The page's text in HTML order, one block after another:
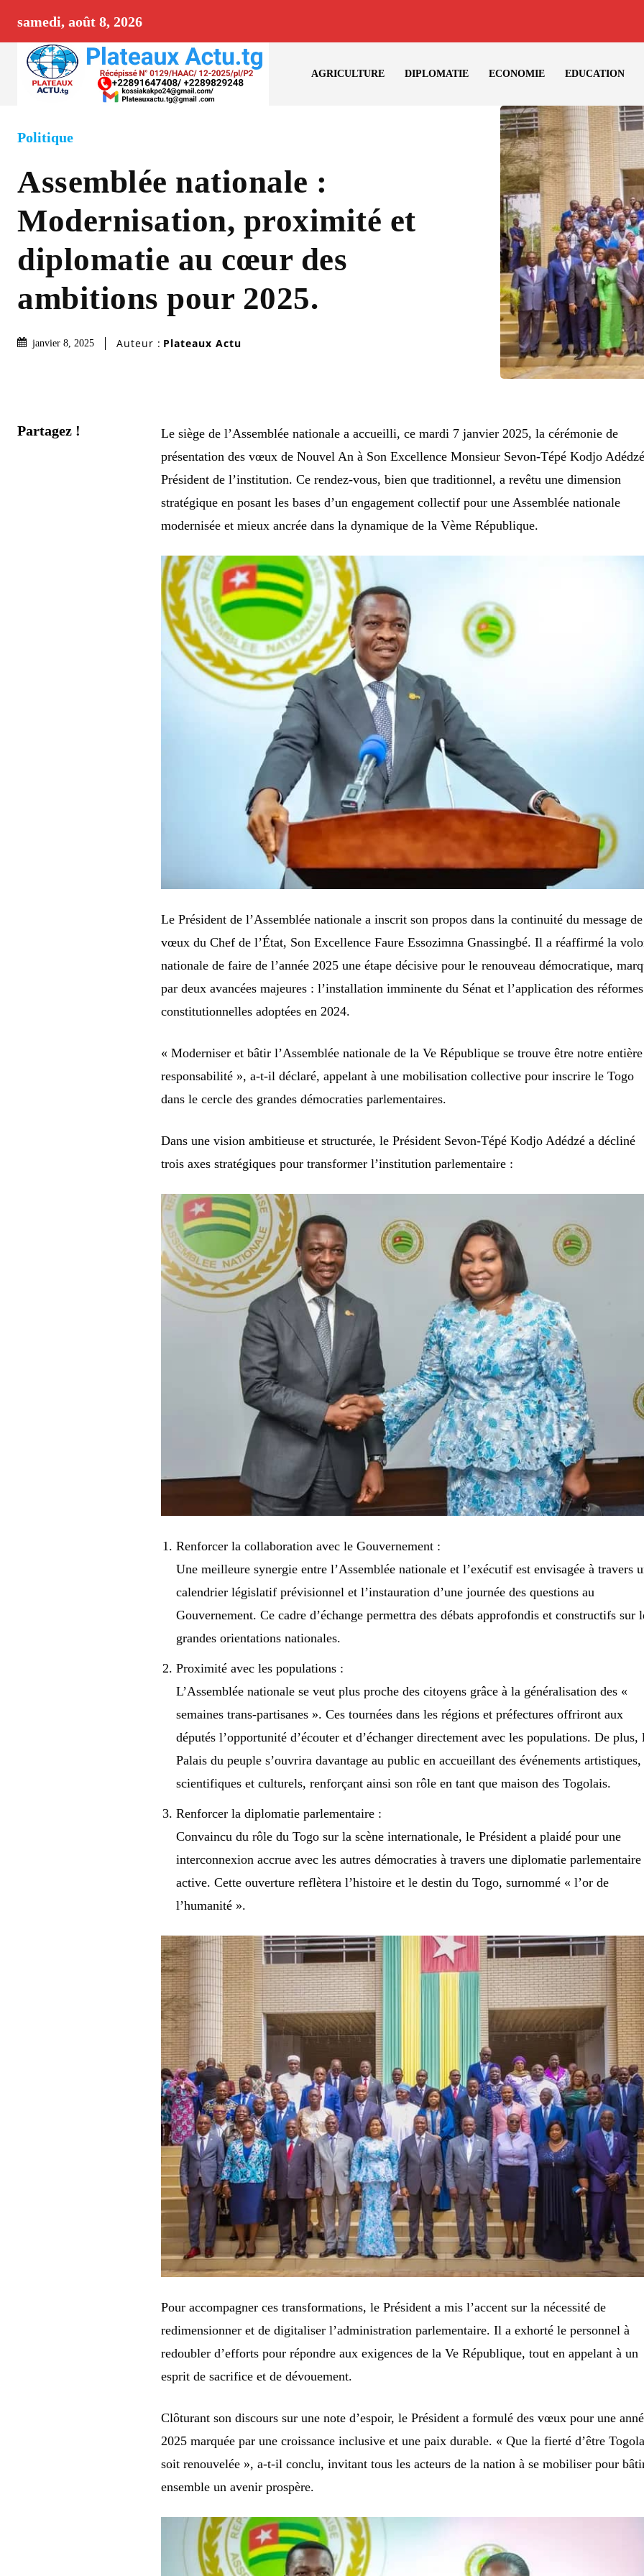
samedi, août 8, 2026
AGRICULTURE DIPLOMATIE ECONOMIE EDUCATION
Politique
Assemblée nationale :
Modernisation, proximité et
diplomatie au cœur des
ambitions pour 2025.
janvier 8, 2025 Auteur : Plateaux Actu
Partagez !
Le siège de l’Assemblée nationale a accueilli, ce mardi 7 janvier 2025, la cérémonie de
présentation des vœux de Nouvel An à Son Excellence Monsieur Sevon-Tépé Kodjo
Président de l’institution. Ce rendez-vous, bien que traditionnel, a revêtu une dimension
stratégique en posant les bases d’un engagement collectif pour une Assemblée nationale
modernisée et mieux ancrée dans la dynamique de la Vème République.
Le Président de l’Assemblée nationale a inscrit son propos dans la continuité du message de
vœux du Chef de l’État, Son Excellence Faure Essozimna Gnassingbé. Il a réaffirmé la
nationale de faire de l’année 2025 une étape décisive pour le renouveau démocratique,
par deux avancées majeures : l’installation imminente du Sénat et l’application des réformes
constitutionnelles adoptées en 2024.
« Moderniser et bâtir l’Assemblée nationale de la Ve République se trouve être notre entière
responsabilité », a-t-il déclaré, appelant à une mobilisation collective pour inscrire le Togo
dans le cercle des grandes démocraties parlementaires.
Dans une vision ambitieuse et structurée, le Président Sevon-Tépé Kodjo Adédzé a décliné
trois axes stratégiques pour transformer l’institution parlementaire :
Renforcer la collaboration avec le Gouvernement :
Une meilleure synergie entre l’Assemblée nationale et l’exécutif est envisagée à travers
calendrier législatif prévisionnel et l’instauration d’une journée des questions au
Gouvernement. Ce cadre d’échange permettra des débats approfondis et constructifs sur
grandes orientations nationales.
Proximité avec les populations :
L’Assemblée nationale se veut plus proche des citoyens grâce à la généralisation des «
semaines trans-partisanes ». Ces tournées dans les régions et préfectures offriront aux
députés l’opportunité d’écouter et d’échanger directement avec les populations. De plus,
Palais du peuple s’ouvrira davantage au public en accueillant des événements artistiques,
scientifiques et culturels, renforçant ainsi son rôle en tant que maison des Togolais.
Renforcer la diplomatie parlementaire :
Convaincu du rôle du Togo sur la scène internationale, le Président a plaidé pour une
interconnexion accrue avec les autres démocraties à travers une diplomatie parlementaire
active. Cette ouverture reflètera l’histoire et le destin du Togo, surnommé « l’or de
l’humanité ».
Pour accompagner ces transformations, le Président a mis l’accent sur la nécessité de
redimensionner et de digitaliser l’administration parlementaire. Il a exhorté le personnel à
redoubler d’efforts pour répondre aux exigences de la Ve République, tout en appelant à un
esprit de sacrifice et de dévouement.
Clôturant son discours sur une note d’espoir, le Président a formulé des vœux pour une
2025 marquée par une croissance inclusive et une paix durable. « Que la fierté d’être
soit renouvelée », a-t-il conclu, invitant tous les acteurs de la nation à se mobiliser pour
ensemble un avenir prospère.